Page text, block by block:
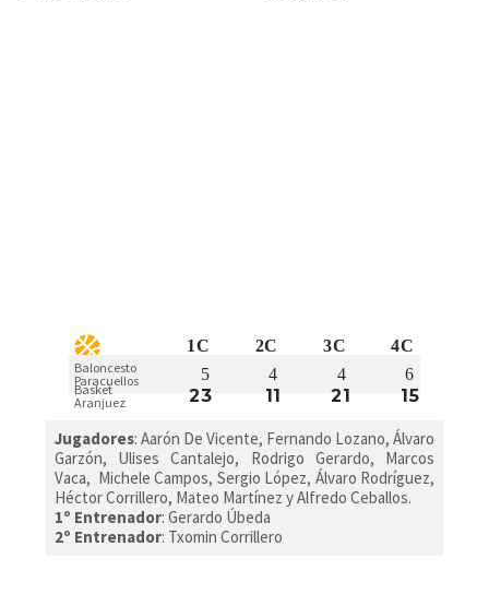
1C 2C 3C 4C
Baloncesto
Paracuellos
5 4 4 6
Basket
Aranjuez
23 11 21 15
Jugadores: Aarón De Vicente, Fernando Lozano, Álvaro
Garzón, Ulises Cantalejo, Rodrigo Gerardo, Marcos
Vaca, Michele Campos, Sergio López, Álvaro Rodríguez,
Héctor Corrillero, Mateo Martínez y Alfredo Ceballos.
1º Entrenador: Gerardo Úbeda
2º Entrenador: Txomin Corrillero